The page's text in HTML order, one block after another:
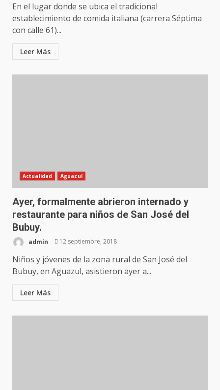
En el lugar donde se ubica el tradicional
establecimiento de comida italiana (carrera Séptima
con calle 61)...
Leer Más
Actualidad Aguazul
Ayer, formalmente abrieron internado y
restaurante para niños de San José del
Bubuy.
admin 12 septiembre, 2018
Niños y jóvenes de la zona rural de San José del
Bubuy, en Aguazul, asistieron ayer a...
Leer Más